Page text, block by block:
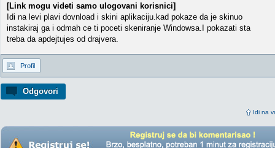
Odgovori
Idi na
[Link mogu videti samo ulogovani korisnici]
Idi na levi plavi dovnload i skini aplikaciju.kad pokaze da je skinuo
instakiraj ga i odmah ce ti poceti skeniranje Windowsa.I pokazati sta
treba da apdejtujes od drajvera.
Profil